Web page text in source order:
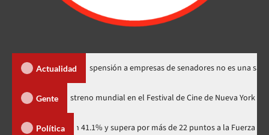
Actualidad
Santos dice suspensión a empresas de senadores no es una sanción
Gente
Minus Zero» tendrá su estreno mundial en el Festival de Cine de
Política
con 41.1% y supera por más de 22 puntos a la Fuerza del Pueblo